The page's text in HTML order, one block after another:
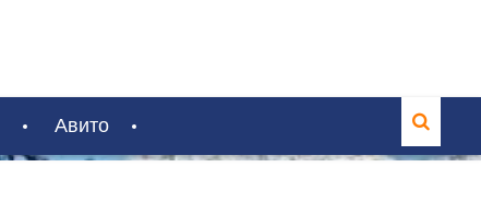
Авито